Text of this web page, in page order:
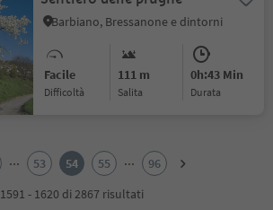
Barbiano, Bressanone e dintorni
Facile
Difficoltà
111 m
Salita
0h:43 Min
durata
... 53 54 55 ...
96
1591 - 1620 di 2867 risultati